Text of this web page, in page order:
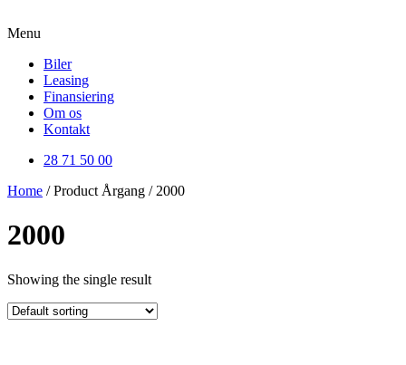
Menu
Biler
Leasing
Finansiering
Om os
Kontakt
28 71 50 00
Home / Product Årgang / 2000
2000
Showing the single result